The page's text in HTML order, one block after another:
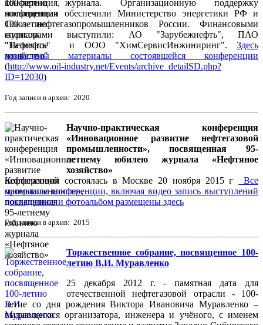
100-летию журнала. Организационную поддержку
конференции обеспечили Министерство энергетики РФ и
Союз нефтегазопромышленников России. Финансовыми
спонсорами выступили: АО "Зарубежнефть", ПАО
"Татнефть" и ООО "ХимСервисИнжиниринг". Здесь
приведены материалы состоявшейся конференции
(http://www.oil-industry.net/Events/archive_detailSD.php?
ID=12030)
Год записи в архив: 2020
Научно-практическая конференция
«Инновационное развитие нефтегазовой
промышленности», посвященная 95-
летнему юбилею журнала «Нефтяное
хозяйство»
Конференция состоялась в Москве 20 ноября 2015 г
Все
материалы конференции, включая видео запись выступлений
докладчиков и фотоальбом размещены здесь
Год записи в архив: 2015
Торжественное собрание, посвященное 100-
летию В.И. Муравленко
25 декабря 2012 г. - памятная дата для
отечественной нефтегазовой отрасли - 100-
летие со дня рождения Виктора Ивановича Муравленко –
выдающегося организатора, инженера и учёного, с именем